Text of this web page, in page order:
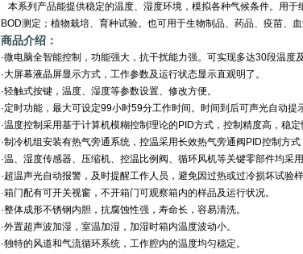
本系列产品能提供稳定的温度、湿度环境，模拟各种气候条件。用
BOD测定；植物栽培、育种试验。也可用于生物制品、药品、疫苗、
商品介绍：
·微电脑全智能控制，功能强大，抗干扰能力强。可实现多达30段温度
·大屏幕液晶屏显示方式，工作参数及运行状态显示直观明了。
·轻触式按键，温度、湿度等参数设置、修改方便。
·定时功能，最大可设定99小时59分工作时间。时间到后可声光自动提
·温度控制采用基于计算机模糊控制理论的PID方式，控制精度高，稳定
·制冷机组安装有热气旁通系统，控温采用长效热气旁通阀PID控制方式
·温、湿度传感器、压缩机、控温比例阀、循环风机等关键零部件均采
·超温声光自动报警，及时提醒工作人员，避免因过热或过冷损坏试验样
·箱门配有可开关视窗，不开箱门可观察箱内的样品及运行状况。
·整体成形不锈钢内胆，抗腐蚀性强，寿命长，容易清洗。
·外置超声波加湿，室温加湿，加湿时箱内温度波动小。
·独特的风道和气流循环系统，工作腔内的温度均匀稳定。